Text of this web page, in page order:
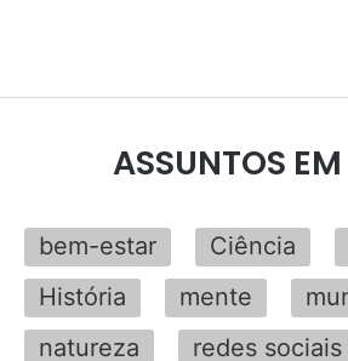
ASSUNTOS
bem-estar Ciência
História
mente
natureza
redes sociais